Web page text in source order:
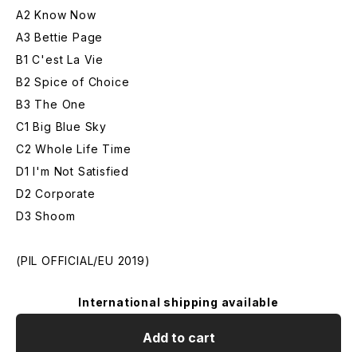
A2 Know Now
A3 Bettie Page
B1 C'est La Vie
B2 Spice of Choice
B3 The One
C1 Big Blue Sky
C2 Whole Life Time
D1 I'm Not Satisfied
D2 Corporate
D3 Shoom
(PIL OFFICIAL/EU 2019)
International shipping available
Add to cart